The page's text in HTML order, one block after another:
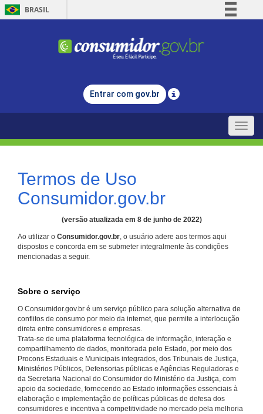
BRASIL
Comunica BR
Legislação
Entrar com gov.br
Toggle
Termos de Uso
Consumidor.gov.br
(versão atualizada em 8 de junho de 2022)
Ao utilizar o Consumidor.gov.br, o usuário adere aos termos aqui
dispostos e concorda em se submeter integralmente às condições
mencionadas a seguir.
Sobre o serviço
O Consumidor.gov.br é um serviço público para solução alternativa de
conflitos de consumo por meio da internet, que permite a interlocução
direta entre consumidores e empresas.
Trata-se de uma plataforma tecnológica de informação, interação e
compartilhamento de dados, monitorada pelo Estado, por meio dos
Procons Estaduais e Municipais integrados, dos Tribunais de Justiça,
Ministérios Públicos, Defensorias públicas e Agências Reguladoras e
da Secretaria Nacional do Consumidor do Ministério da Justiça, com
apoio da sociedade, fornecendo ao Estado informações essenciais à
elaboração e implementação de políticas públicas de defesa dos
consumidores e incentiva a competitividade no mercado pela melhoria